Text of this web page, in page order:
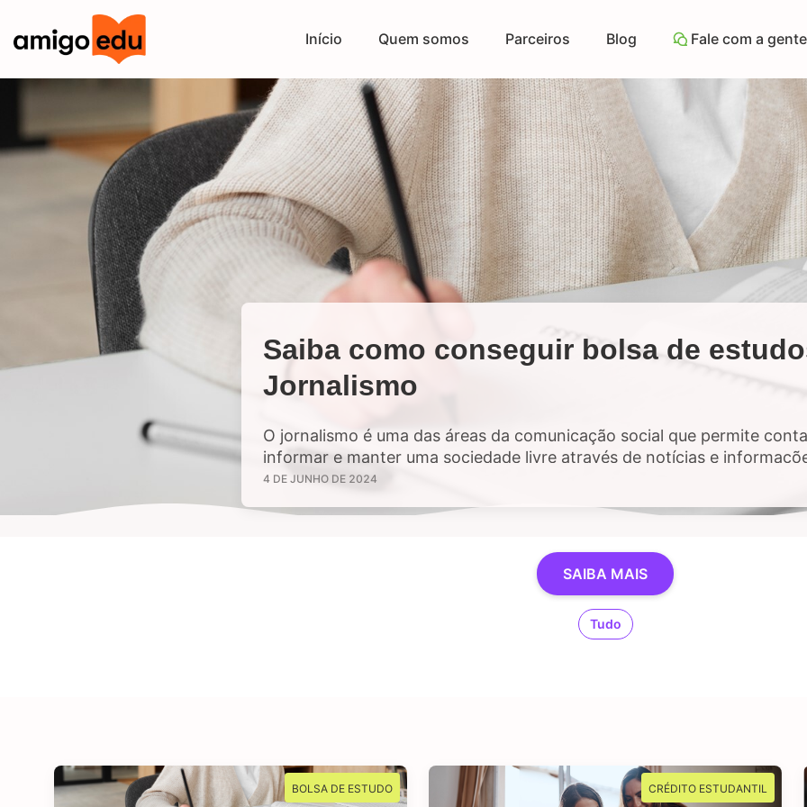
Início Quem somos Parceiros Blog Fale com a gente
Saiba como conseguir bolsa de
Jornalismo
O jornalismo é uma das áreas da comunicação social que permite
informar e manter uma sociedade livre através de notícias e
sejam de interesse público e, sobretudo, impactem a vida das pessoas.
4 DE JUNHO DE 2024
SAIBA MAIS
Tudo
BOLSA DE ESTUDO CRÉDITO ESTUDANTIL